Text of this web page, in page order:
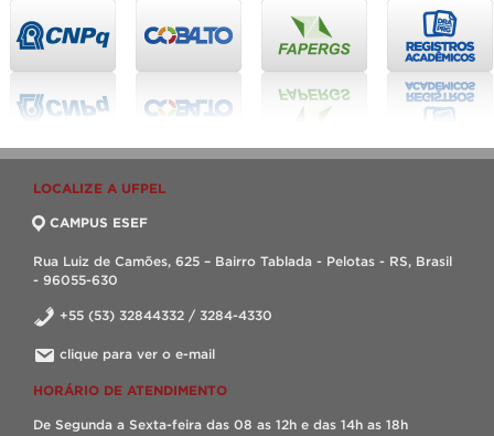
LOCALIZE A UFPEL
CAMPUS ESEF
Rua Luiz de Camões, 625 – Bairro Tablada - Pelotas - RS, Brasil
- 96055-630
+55 (53) 32844332 / 3284-4330
clique para ver o e-mail
HORÁRIO DE ATENDIMENTO
De Segunda a Sexta-feira das 08 as 12h e das 14h as 18h